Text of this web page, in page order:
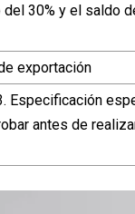
30% y el saldo
exportación
Especificación
antes de